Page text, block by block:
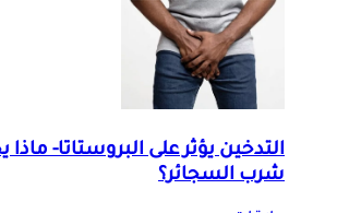
التدخين يؤثر على البروستاتا-
شرب السجائر؟